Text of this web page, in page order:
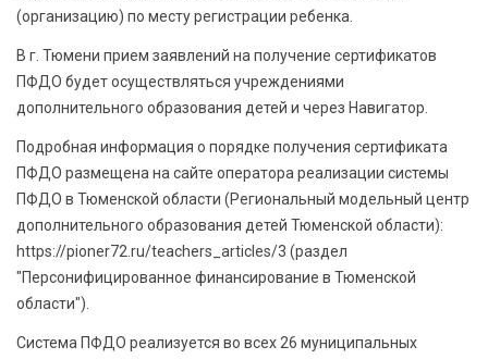
(организацию) по месту регистрации ребенка.
В г. Тюмени прием заявлений на получение сертификатов
ПФДО будет осуществляться учреждениями
дополнительного образования детей и через Навигатор.
Подробная информация о порядке получения сертификата
ПФДО размещена на сайте оператора реализации системы
ПФДО в Тюменской области (Региональный модельный центр
дополнительного образования детей Тюменской области):
https://pioner72.ru/teachers_articles/3 (раздел
"Персонифицированное финансирование в Тюменской
области").
Система ПФДО реализуется во всех 26 муниципальных